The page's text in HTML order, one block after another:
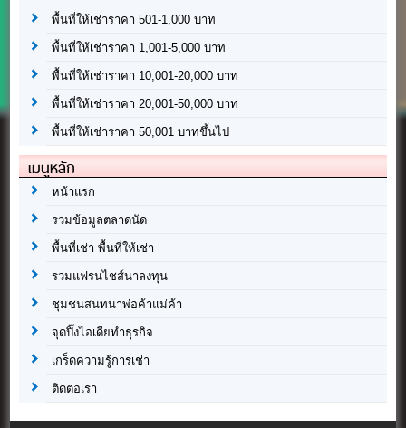
พื้นที่ให้เช่าราคา 501-1,000 บาท
พื้นที่ให้เช่าราคา 1,001-5,000 บาท
พื้นที่ให้เช่าราคา 10,001-20,000 บาท
พื้นที่ให้เช่าราคา 20,001-50,000 บาท
พื้นที่ให้เช่าราคา 50,001 บาทขึ้นไป
เมนูหลัก
หน้าแรก
รวมข้อมูลตลาดนัด
พื้นที่เช่า พื้นที่ให้เช่า
รวมแฟรนไชส์น่าลงทุน
ชุมชนสนทนาพ่อค้าแม่ค้า
จุดปิ๊งไอเดียทำธุรกิจ
เกร็ดความรู้การเช่า
ติดต่อเรา